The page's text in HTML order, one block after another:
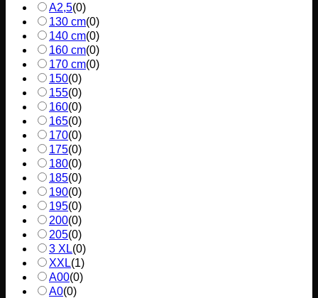
A2,5(0)
130 cm(0)
140 cm(0)
160 cm(0)
170 cm(0)
150(0)
155(0)
160(0)
165(0)
170(0)
175(0)
180(0)
185(0)
190(0)
195(0)
200(0)
205(0)
3 XL(0)
XXL(1)
A00(0)
A0(0)